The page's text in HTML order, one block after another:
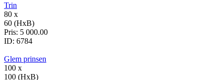
Trin
80 x
60 (HxB)
Pris: 5 000.00
ID: 6784
Glem prinsen
100 x
100 (HxB)